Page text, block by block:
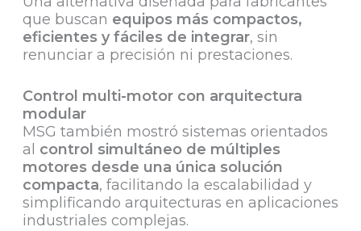
que buscan equipos más compactos,
eficientes y fáciles de integrar, sin
renunciar a precisión ni prestaciones.
Control multi-motor con arquitectura
modular
MSG también mostró sistemas orientados
al control simultáneo de múltiples
motores desde una única solución
compacta, facilitando la escalabilidad y
simplificando arquitecturas en aplicaciones
industriales complejas.